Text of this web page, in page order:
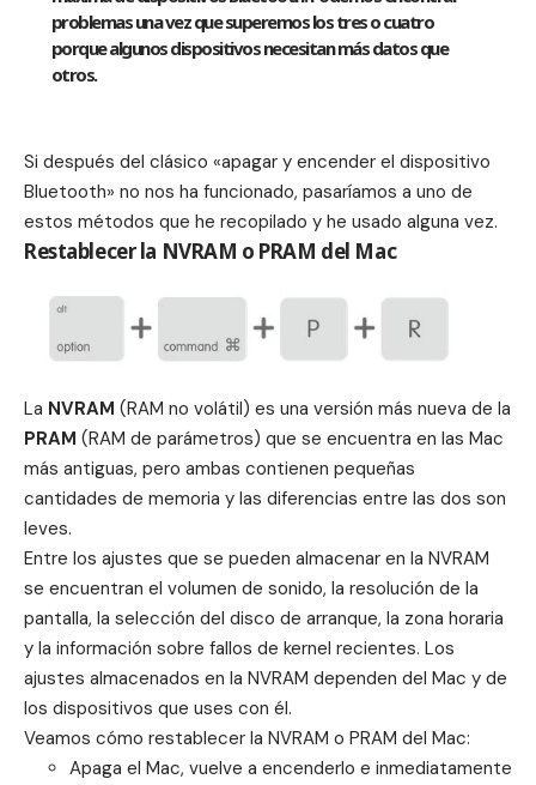
problemas una vez que superemos los tres o cuatro
porque algunos dispositivos necesitan más datos que
otros.
Si después del clásico «apagar y encender el dispositivo
Bluetooth» no nos ha funcionado, pasaríamos a uno de
estos métodos que he recopilado y he usado alguna vez.
Restablecer la NVRAM o PRAM del Mac
La NVRAM (RAM no volátil) es una versión más nueva de la
PRAM (RAM de parámetros) que se encuentra en las Mac
más antiguas, pero ambas contienen pequeñas
cantidades de memoria y las diferencias entre las dos son
leves.
Entre los ajustes que se pueden almacenar en la NVRAM
se encuentran el volumen de sonido, la resolución de la
pantalla, la selección del disco de arranque, la zona horaria
y la información sobre fallos de kernel recientes. Los
ajustes almacenados en la NVRAM dependen del Mac y de
los dispositivos que uses con él.
Veamos cómo restablecer la NVRAM o PRAM del Mac:
Apaga el Mac, vuelve a encenderlo e inmediatamente